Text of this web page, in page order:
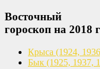
Восточный
гороскоп на 2018
Крыса (1924,
Бык (1925, 1937,